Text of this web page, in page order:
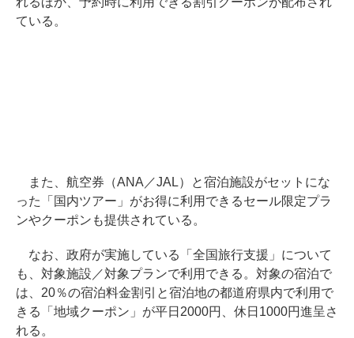
ている。
また、航空券（ANA／JAL）と宿泊施設がセットにな
った「国内ツアー」がお得に利用できるセール限定プラ
ンやクーポンも提供されている。
なお、政府が実施している「全国旅行支援」について
も、対象施設／対象プランで利用できる。対象の宿泊で
は、20％の宿泊料金割引と宿泊地の都道府県内で利用で
きる「地域クーポン」が平日2000円、休日1000円進呈さ
れる。